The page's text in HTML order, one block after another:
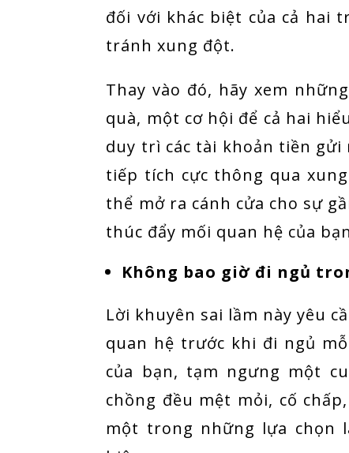
đối với khác biệt của cả hai
tránh xung đột.
Thay vào đó, hãy xem
quà, một cơ hội để cả hai
duy trì các tài khoản tiền gửi
tiếp tích cực thông qua
thể mở ra cánh cửa cho sự
thúc đẩy mối quan hệ của
Không bao giờ đi ngủ
Lời khuyên sai lầm này yêu
quan hệ trước khi đi ngủ
của bạn, tạm ngưng một
chồng đều mệt mỏi, cố
một trong những lựa chọn